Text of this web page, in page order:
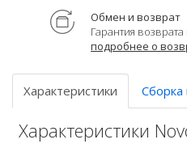
Обмен и возврат
Гарантия
подробнее о
Характеристики
Характеристики